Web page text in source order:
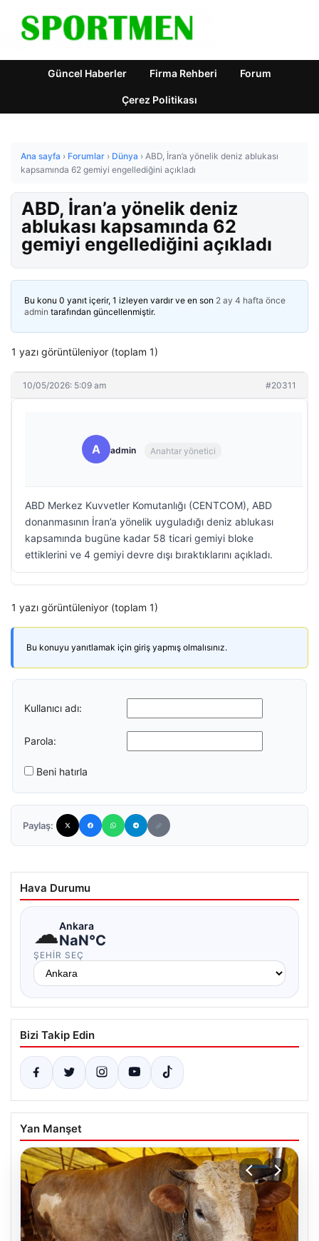
Güncel Haberler Firma Rehberi Forum
Çerez Politikası
Ana sayfa › Forumlar › Dünya › ABD, İran’a yönelik deniz ablukası
kapsamında 62 gemiyi engellediğini açıkladı
ABD, İran’a yönelik deniz
ablukası kapsamında 62
gemiyi engellediğini açıkladı
Bu konu 0 yanıt içerir, 1 izleyen vardır ve en son 2 ay 4 hafta önce
admin tarafından güncellenmiştir.
1 yazı görüntüleniyor (toplam 1)
10/05/2026: 5:09 am #20311
A admin Anahtar yönetici
ABD Merkez Kuvvetler Komutanlığı (CENTCOM), ABD
donanmasının İran’a yönelik uyguladığı deniz ablukası
kapsamında bugüne kadar 58 ticari gemiyi bloke
ettiklerini ve 4 gemiyi devre dışı bıraktıklarını açıkladı.
1 yazı görüntüleniyor (toplam 1)
Bu konuyu yanıtlamak için giriş yapmış olmalısınız.
Kullanıcı adı:
Parola:
Beni hatırla
Paylaş:
Hava Durumu
☁Ankara
NaN°C
ŞEHIR SEÇ
Bizi Takip Edin
Yan Manşet